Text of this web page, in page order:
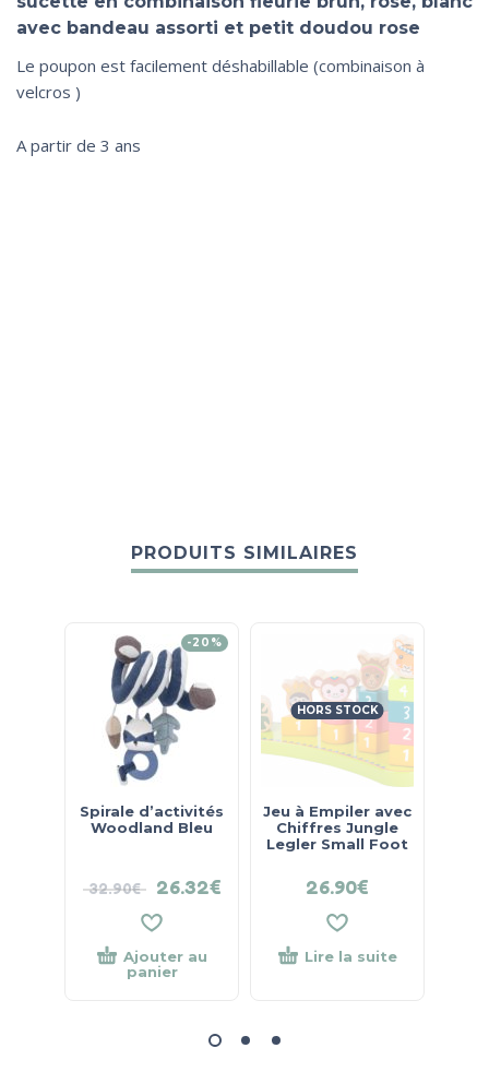
avec bandeau assorti et petit doudou rose
Le poupon est facilement déshabillable (combinaison à
velcros )
A partir de 3 ans
PRODUITS SIMILAIRES
-20%
Spirale d’activités
Woodland Bleu
32.90€ 26.32€
Ajouter au
panier
HORS STOCK
Jeu à Empiler avec
Chiffres Jungle
Legler Small Foot
26.90€
Lire la suite